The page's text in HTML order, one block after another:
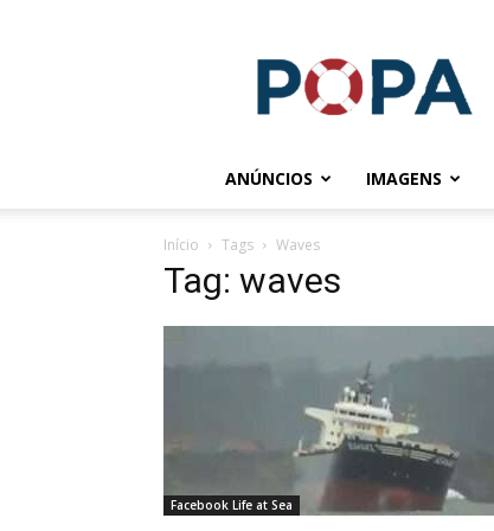
ANÚNCIOS IMAGENS
Início Tags Waves
Tag: waves
Facebook Life at Sea